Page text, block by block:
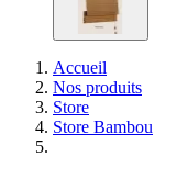
Accueil
Nos produits
Store
Store Bambou